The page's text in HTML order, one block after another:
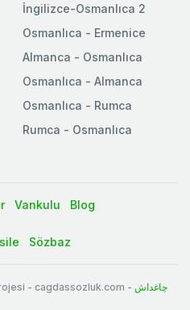
İngilizce-Osmanlıca 2
Osmanlıca - Ermenice
Almanca - Osmanlıca
Osmanlıca - Almanca
Osmanlıca - Rumca
Rumca - Osmanlıca
Vankulu Blog
Sözbaz
- cagdassozluk.com - چاغداش